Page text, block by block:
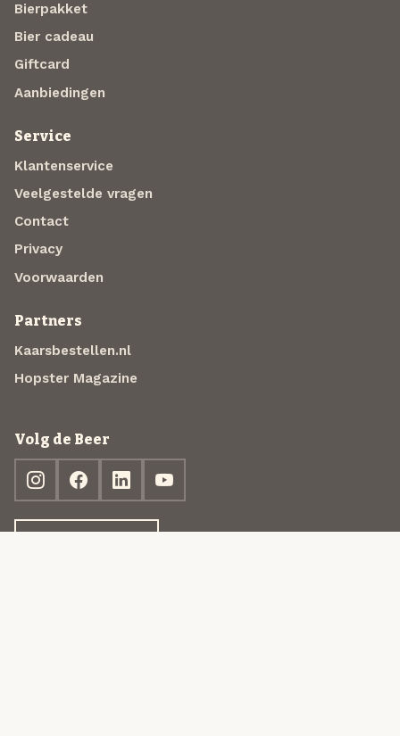
Bierpakket
Bier cadeau
Giftcard
Aanbiedingen
Service
Klantenservice
Veelgestelde vragen
Contact
Privacy
Voorwaarden
Partners
Kaarsbestellen.nl
Hopster Magazine
Volg de Beer